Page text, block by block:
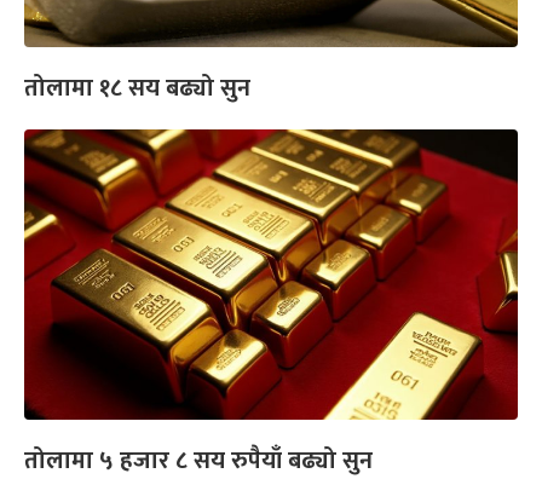
तोलामा १८ सय बढ्यो सुन
तोलामा ५ हजार ८ सय रुपैयाँ बढ्यो सुन